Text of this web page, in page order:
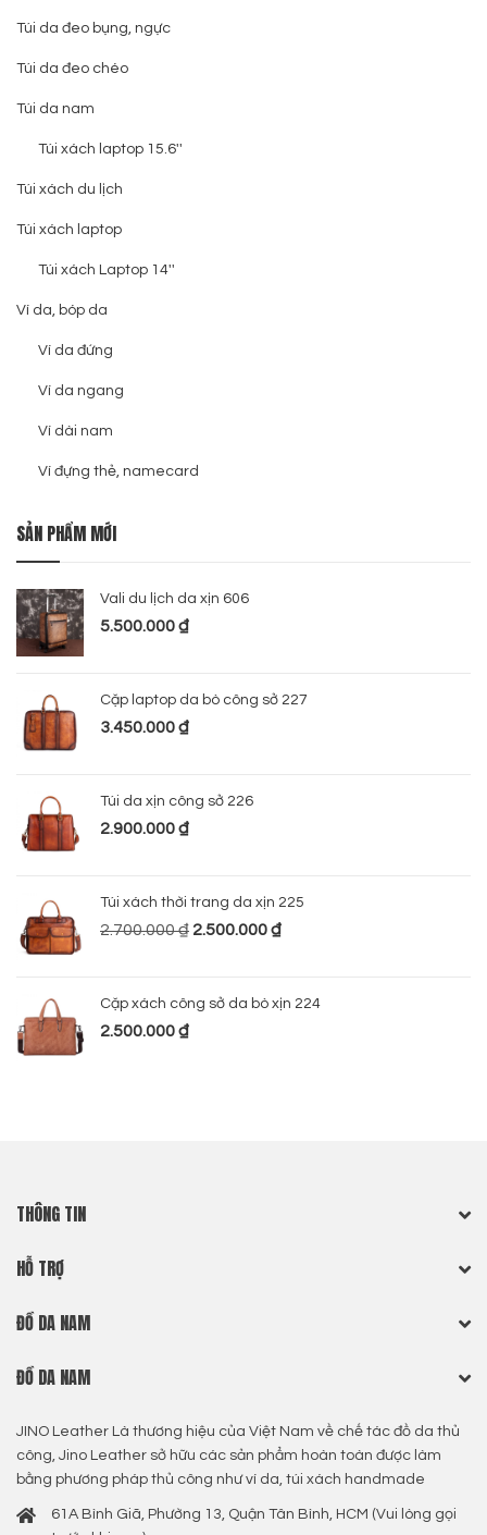
Túi da đeo bụng, ngực
Túi da đeo chéo
Túi da nam
Túi xách laptop 15.6''
Túi xách du lịch
Túi xách laptop
Túi xách Laptop 14''
Ví da, bóp da
Ví da đứng
Ví da ngang
Ví dài nam
Ví đựng thẻ, namecard
SẢN PHẨM MỚI
Vali du lịch da xịn 606
5.500.000₫
Cặp laptop da bò công sở 227
3.450.000₫
Túi da xịn công sở 226
2.900.000₫
Túi xách thời trang da xịn 225
2.700.000₫ 2.500.000₫
Cặp xách công sở da bò xịn 224
2.500.000₫
THÔNG TIN
HỖ TRỢ
ĐỒ DA NAM
ĐỒ DA NAM
JINO Leather Là thương hiệu của Việt Nam về chế tác đồ da thủ
công, Jino Leather sở hữu các sản phẩm hoàn toàn được làm
bằng phương pháp thủ công như ví da, túi xách handmade
61A Bình Giã, Phường 13, Quận Tân Bình, HCM (Vui lòng gọi